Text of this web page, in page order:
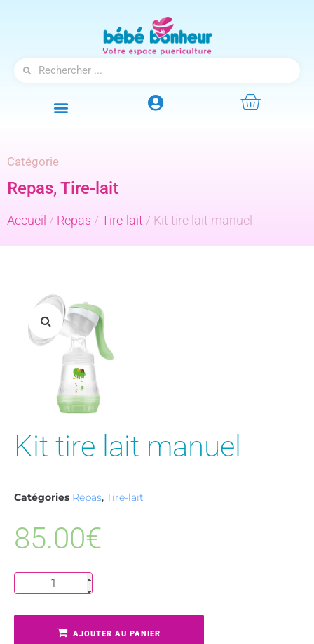
Catégorie
Repas, Tire-lait
Accueil / Repas /Tire-lait / Kit tire lait manuel
Kit tire lait manuel
Catégories Repas, Tire-lait
85.00€
AJOUTER AU PANIER